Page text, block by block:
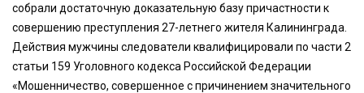
собрали достаточную доказательную базу причастности к
совершению преступления 27-летнего жителя Калининграда.
Действия мужчины следователи квалифицировали по части 2
статьи 159 Уголовного кодекса Российской Федерации
«Мошенничество, совершенное с причинением значительного